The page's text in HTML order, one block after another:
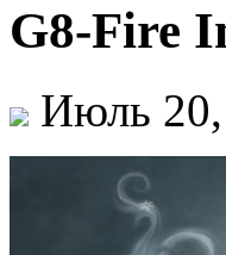
G8-Fire
Июль